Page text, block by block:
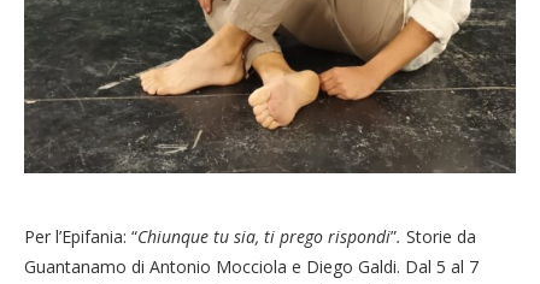
Per l’Epifania: “Chiunque tu sia, ti prego rispondi”. Storie da
Guantanamo di Antonio Mocciola e Diego Galdi. Dal 5 al 7